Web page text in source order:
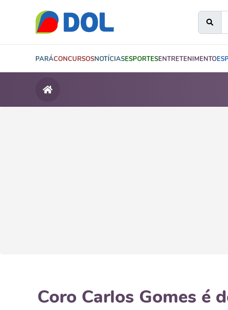
PARÁCONCURSOSNOTÍCIASESPORTESENTRETENIMENTO
Coro Carlos Gomes é